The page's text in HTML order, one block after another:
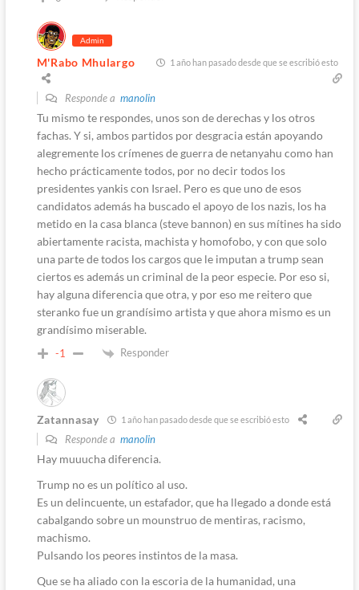
Admin
M'Rabo Mhulargo 1 año han pasado desde que se escribió esto
Responde a manolin
Tu mismo te respondes, unos son de derechas y los otros
fachas. Y si, ambos partidos por desgracia están apoyando
alegremente los crímenes de guerra de netanyahu como han
hecho prácticamente todos, por no decir todos los
presidentes yankis con Israel. Pero es que uno de esos
candidatos además ha buscado el apoyo de los nazis, los ha
metido en la casa blanca (steve bannon) en sus mítines ha sido
abiertamente racista, machista y homofobo, y con que solo
una parte de todos los cargos que le imputan a trump sean
ciertos es además un criminal de la peor especie. Por eso si,
hay alguna diferencia que otra, y por eso me reitero que
steranko fue un grandísimo artista y que ahora mismo es un
grandísimo miserable.
-1 Responder
Zatannasay 1 año han pasado desde que se escribió esto
Responde a manolin
Hay muuucha diferencia.
Trump no es un político al uso.
Es un delincuente, un estafador, que ha llegado a donde está
cabalgando sobre un mounstruo de mentiras, racismo,
machismo.
Pulsando los peores instintos de la masa.
Que se ha aliado con la escoria de la humanidad, una